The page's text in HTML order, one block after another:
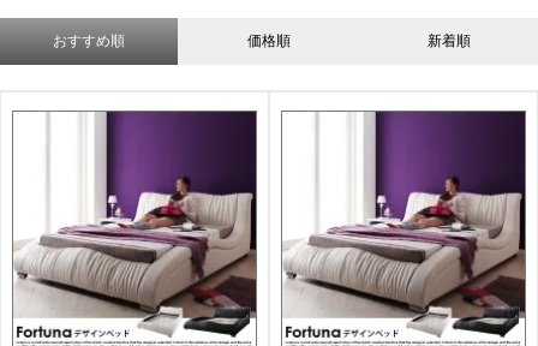
おすすめ順 価格順 新着順